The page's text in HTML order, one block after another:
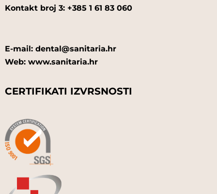
Kontakt broj 3: +385 1 61 83 060
E-mail: dental@sanitaria.hr
Web: www.sanitaria.hr
CERTIFIKATI IZVRSNOSTI